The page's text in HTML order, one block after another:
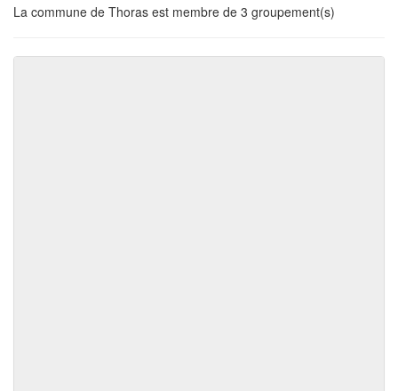
La commune de Thoras est membre de 3 groupement(s)